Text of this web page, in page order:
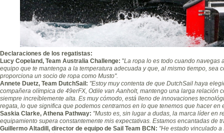
Declaraciones de los regatistas:
Lucy Copeland, Team Australia Challenge: "La ropa lo es todo cuando navegas
equipo que te mantenga a la temperatura adecuada y que, al mismo tiempo, sea
proporciona un socio de ropa como Musto".
Annete Duetz, Team DutchSail: "Estoy muy contenta de que DutchSail haya
compañera olímpica de 49erFX, Odile van Aanholt, mantengo una larga relación
siempre increíblemente alta. Es muy cómodo, está lleno de innovaciones
regata, lo que significa que podemos centrarnos en lo que tenemos que hacer en
Saskia Clarke, Athena Pathway: "Musto es, sin lugar a dudas, la marca líder en
equipamiento supera constantemente mis expectativas. Estamos encantadas de
Guillermo Altadill, director de equipo de Sail Team BCN: "He estado vinculado